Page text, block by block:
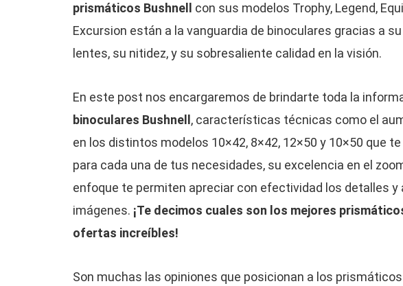
prismáticos Bushnell
con sus modelos Trophy, Legend,
Excursion están a la vanguardia de binoculares gracias a
lentes, su nitidez, y su sobresaliente calidad en la visión.
En este post nos encargaremos de brindarte toda la
binoculares Bushnell , características técnicas como el
en los distintos modelos 10×42, 8×42, 12×50 y 10×50 que
para cada una de tus necesidades, su excelencia en el
enfoque te permiten apreciar con efectividad los detalles
imágenes. ¡Te decimos cuales son los mejores
ofertas increíbles!
Son muchas las opiniones que posicionan a los